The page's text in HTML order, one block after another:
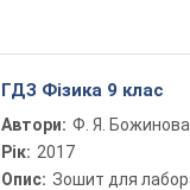
ГДЗ Фізика 9 клас
Автори: Ф. Я. Божинова
Рік: 2017
Опис: